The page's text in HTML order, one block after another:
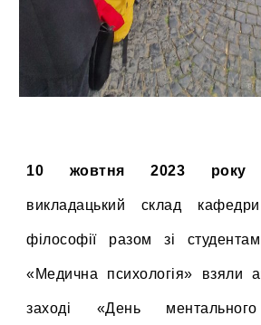
10 жовтня 2023 року
викладацький склад
філософії разом зі
«Медична психологія» взяли
заході «День